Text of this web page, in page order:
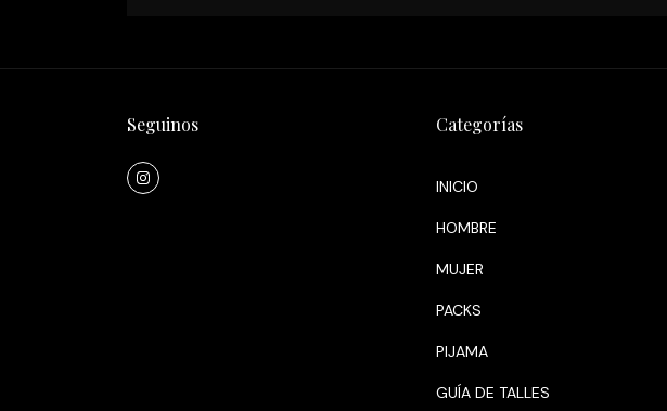
Seguinos Categorías
INICIO
HOMBRE
MUJER
PACKS
PIJAMA
GUÍA DE TALLES